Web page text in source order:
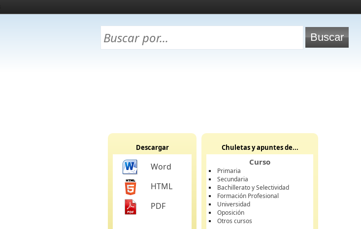
Descargar
Word
HTML
PDF
Chuletas y apuntes de...
Curso
Primaria
Secundaria
Bachillerato y Selectividad
Formación Profesional
Universidad
Oposición
Otros cursos